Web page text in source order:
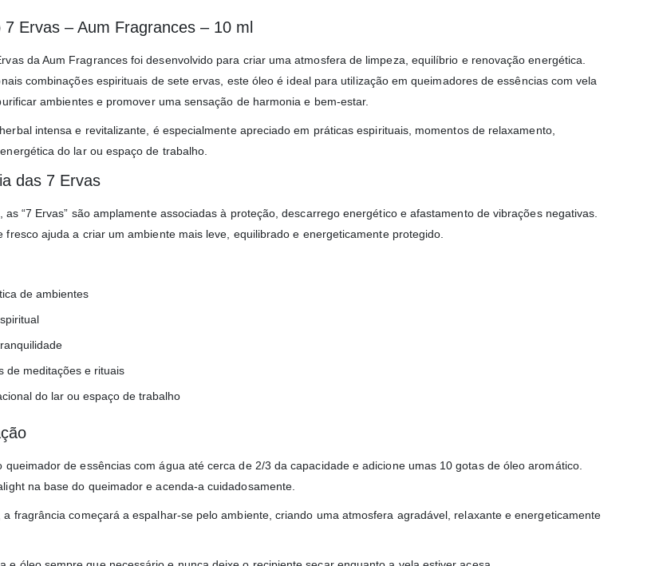
7 Ervas – Aum Fragrances – 10 ml
da Aum Fragrances foi desenvolvido para criar uma atmosfera de limpeza, equilíbrio e renovação energética.
combinações espirituais de sete ervas, este óleo é ideal para utilização em queimadores de essências com vela
ambientes e promover uma sensação de harmonia e bem-estar.
intensa e revitalizante, é especialmente apreciado em práticas espirituais, momentos de relaxamento,
do lar ou espaço de trabalho.
das 7 Ervas
as “7 Ervas” são amplamente associadas à proteção, descarrego energético e afastamento de vibrações negativas.
fresco ajuda a criar um ambiente mais leve, equilibrado e energeticamente protegido.
de ambientes
de meditações e rituais
do lar ou espaço de trabalho
queimador de essências com água até cerca de 2/3 da capacidade e adicione umas 10 gotas de óleo aromático.
na base do queimador e acenda-a cuidadosamente.
a fragrância começará a espalhar-se pelo ambiente, criando uma atmosfera agradável, relaxante e energeticamente